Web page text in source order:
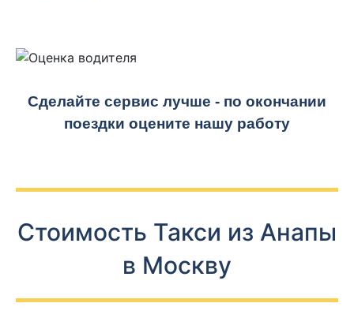
Сделайте сервис лучше - по окончании
поездки оцените нашу работу
Стоимость Такси из Анапы
в Москву